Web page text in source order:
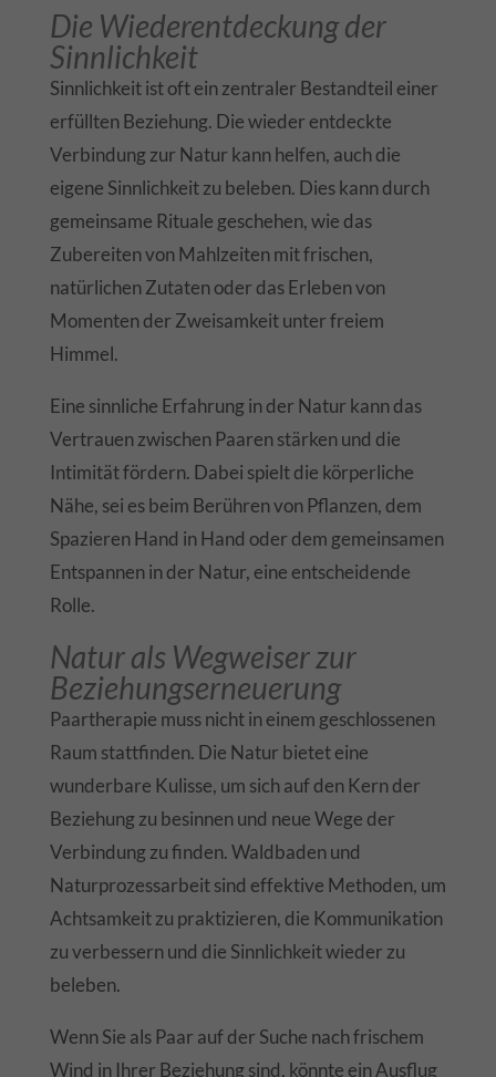
Die Wiederentdeckung der
Sinnlichkeit
Sinnlichkeit ist oft ein zentraler Bestandteil einer
erfüllten Beziehung. Die wieder entdeckte
Verbindung zur Natur kann helfen, auch die
eigene Sinnlichkeit zu beleben. Dies kann durch
gemeinsame Rituale geschehen, wie das
Zubereiten von Mahlzeiten mit frischen,
natürlichen Zutaten oder das Erleben von
Momenten der Zweisamkeit unter freiem
Himmel.
Eine sinnliche Erfahrung in der Natur kann das
Vertrauen zwischen Paaren stärken und die
Intimität fördern. Dabei spielt die körperliche
Nähe, sei es beim Berühren von Pflanzen, dem
Spazieren Hand in Hand oder dem gemeinsamen
Entspannen in der Natur, eine entscheidende
Rolle.
Natur als Wegweiser zur
Beziehungserneuerung
Paartherapie muss nicht in einem geschlossenen
Raum stattfinden. Die Natur bietet eine
wunderbare Kulisse, um sich auf den Kern der
Beziehung zu besinnen und neue Wege der
Verbindung zu finden. Waldbaden und
Naturprozessarbeit sind effektive Methoden, um
Achtsamkeit zu praktizieren, die Kommunikation
zu verbessern und die Sinnlichkeit wieder zu
beleben.
Wenn Sie als Paar auf der Suche nach frischem
Wind in Ihrer Beziehung sind, könnte ein Ausflug